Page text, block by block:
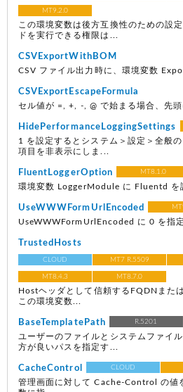
MT9.2.0
この環境変数は後方互換性のための設
ドを実行できる権限は...
CSVExportWithBOM
CSV ファイル出力時に、環境変数
CSVExportEscapeFormula
セル値が =, +, -, @ で始まる場合、先
HidePerformanceLoggingSettings
1 を設定するとシステム＞設定＞全般
項目を非表示にしま...
FluentLoggerOption MT8.1.0
環境変数 LoggerModule に Fluentd を
UseWWWFormUrlEncoded
UseWWWFormUrlEncoded に 0 を指
TrustedHosts
CLOUD MT7 R.5509
MT8.4.3 MT8.7.0
Hostヘッダとして信頼するFQDNまた
この環境変数...
BaseTemplatePath R.5201
ユーザーのファイルとシステムファイ
方が良いパスを指定す...
CacheControl CLOUD
管理画面に対して Cache-Control の値